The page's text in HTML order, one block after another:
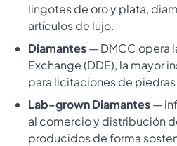
lingotes de oro y plata,
artículos de lujo.
Diamantes— DMCC opera
Exchange (DDE), la mayor
para licitaciones de
Lab-grown Diamantes—
al comercio y distribución
producidos de forma